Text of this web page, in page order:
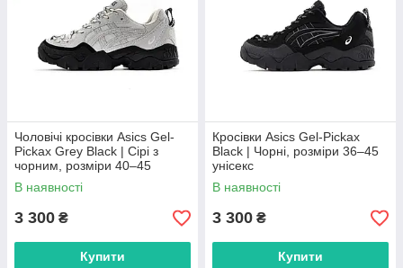
Чоловічі кросівки Asics Gel-
Pickax Grey Black | Сірі з
чорним, розміри 40–45
В наявності
3 300 ₴
Купити
Кросівки Asics Gel-Pickax
Black | Чорні, розміри 36–45
унісекс
В наявності
3 300 ₴
Купити